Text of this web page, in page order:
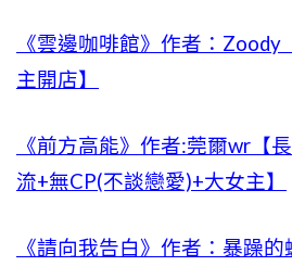
《雲邊咖啡館》作者：
主開店】
《前方高能》作者:莞爾wr【
流+無CP(不談戀愛)+大女主】
《請向我告白》作者：暴躁